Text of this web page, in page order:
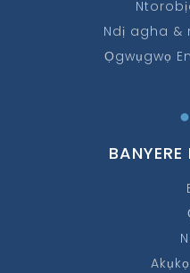
Ndị agha &
Ọgwụgwọ